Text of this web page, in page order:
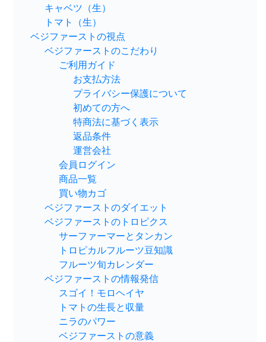
キャベツ（生）
トマト（生）
ベジファーストの視点
ベジファーストのこだわり
ご利用ガイド
お支払方法
プライバシー保護について
初めての方へ
特商法に基づく表示
返品条件
運営会社
会員ログイン
商品一覧
買い物カゴ
ベジファーストのダイエット
ベジファーストのトロピクス
サーファーマーとタンカン
トロピカルフルーツ豆知識
フルーツ旬カレンダー
ベジファーストの情報発信
スゴイ！モロヘイヤ
トマトの生長と収量
ニラのパワー
ベジファーストの意義